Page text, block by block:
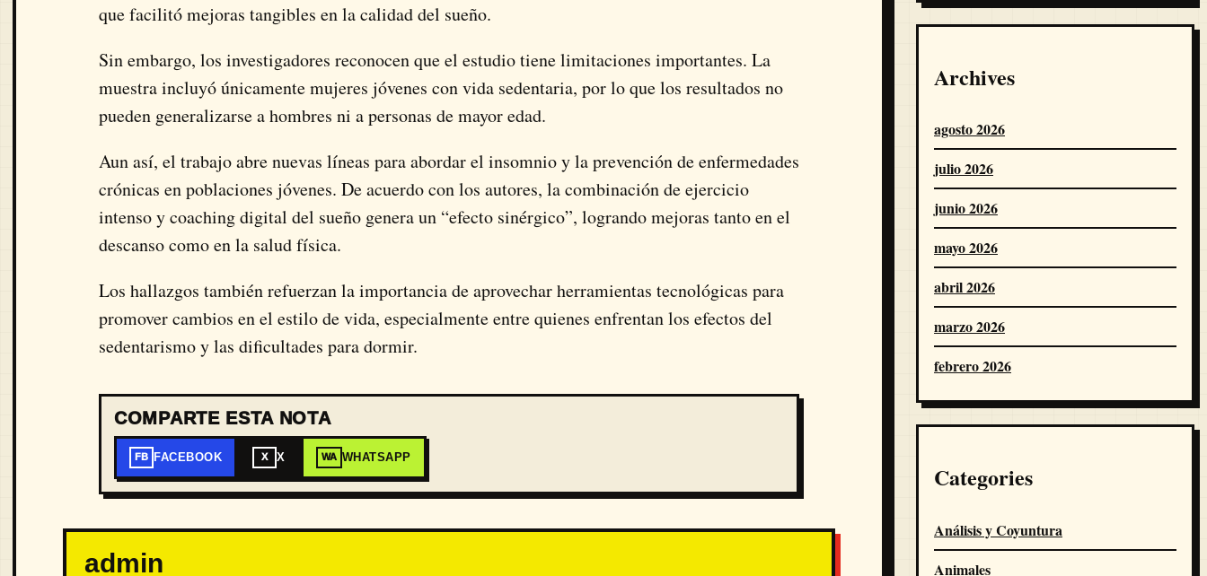
que facilitó mejoras tangibles en la calidad del sueño.
Sin embargo, los investigadores reconocen que el estudio tiene limitaciones importantes. La
muestra incluyó únicamente mujeres jóvenes con vida sedentaria, por lo que los resultados no
pueden generalizarse a hombres ni a personas de mayor edad.
Aun así, el trabajo abre nuevas líneas para abordar el insomnio y la prevención de enfermedades
crónicas en poblaciones jóvenes. De acuerdo con los autores, la combinación de ejercicio
intenso y coaching digital del sueño genera un “efecto sinérgico”, logrando mejoras tanto en el
descanso como en la salud física.
Los hallazgos también refuerzan la importancia de aprovechar herramientas tecnológicas para
promover cambios en el estilo de vida, especialmente entre quienes enfrentan los efectos del
sedentarismo y las dificultades para dormir.
COMPARTE ESTA NOTA
FB FACEBOOK X X WA WHATSAPP
admin
Archives
agosto 2026
julio 2026
junio 2026
mayo 2026
abril 2026
marzo 2026
febrero 2026
Categories
Análisis y Coyuntura
Animales